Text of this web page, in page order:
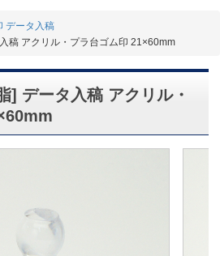
データ入稿
稿 アクリル・プラ台ゴム印 21×60mm
] データ入稿 アクリル・